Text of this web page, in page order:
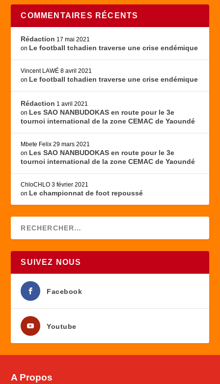
COMMENTAIRES RÉCENTS
Rédaction 17 mai 2021
on Le football tchadien traverse une crise endémique
Vincent LAWÉ 8 avril 2021
on Le football tchadien traverse une crise endémique
Rédaction 1 avril 2021
on Les SAO NANBUDOKAS en route pour le 3e
tournoi international de la zone CEMAC de Yaoundé
Mbete Felix 29 mars 2021
on Les SAO NANBUDOKAS en route pour le 3e
tournoi international de la zone CEMAC de Yaoundé
ChloCHLO 3 février 2021
on Le championnat de foot repoussé
SUIVEZ NOUS
Facebook
Youtube
A Propos